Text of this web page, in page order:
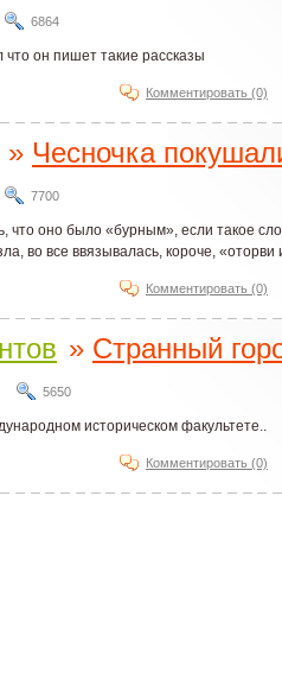
6864
что он пишет такие рассказы
Комментировать (0)
» Чесночка
7700
что оно было «бурным», если такое
во все ввязывалась, короче, «оторви
Комментировать (0)
» Странный
5650
историческом факультете..
Комментировать (0)